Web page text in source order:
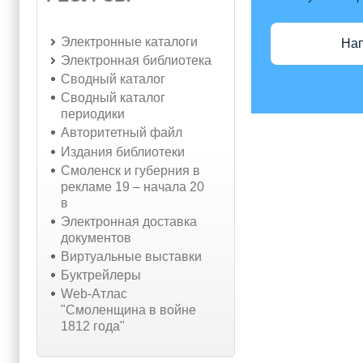
Электронные каталоги
Электронная библиотека
Сводный каталог
Сводный каталог
периодики
Авторитетный файл
Издания библиотеки
Смоленск и губерния в
рекламе 19 – начала 20
в
Электронная доставка
документов
Виртуальные выставки
Буктрейлеры
Web-Атлас
"Смоленщина в войне
1812 года"